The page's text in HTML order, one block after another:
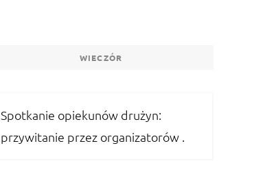
WIECZÓR
Spotkanie opiekunów drużyn:
przywitanie przez organizatorów .